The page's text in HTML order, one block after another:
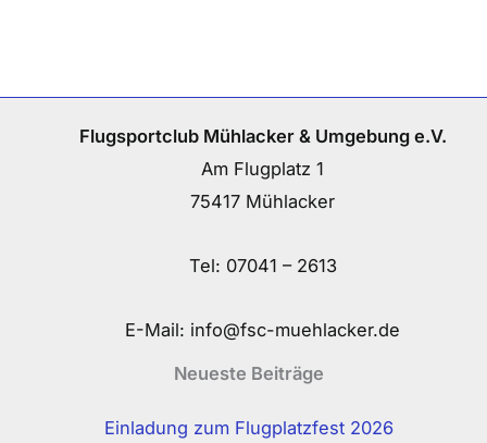
Flugsportclub Mühlacker & Umgebung e.V.
Am Flugplatz 1
75417 Mühlacker
Tel: 07041 – 2613
E-Mail: info@fsc-muehlacker.de
Neueste Beiträge
Einladung zum Flugplatzfest 2026